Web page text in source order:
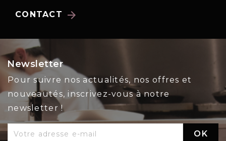
CONTACT arrow_forward
Newsletter
Pour suivre nos actualités, nos offres et
nouveautés, inscrivez-vous à notre
newsletter !